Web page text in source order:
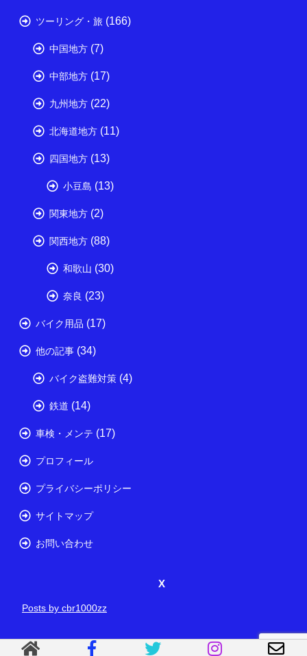
ツーリング・旅 (166)
中国地方 (7)
中部地方 (17)
九州地方 (22)
北海道地方 (11)
四国地方 (13)
小豆島 (13)
関東地方 (2)
関西地方 (88)
和歌山 (30)
奈良 (23)
バイク用品 (17)
他の記事 (34)
バイク盗難対策 (4)
鉄道 (14)
車検・メンテ (17)
プロフィール
プライバシーポリシー
サイトマップ
お問い合わせ
X
Posts by cbr1000zz